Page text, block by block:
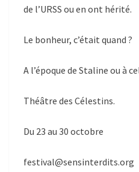
de l’URSS ou en ont hérité.
Le bonheur, c’était quand ?
A l’époque de Staline ou à
Théâtre des Célestins.
Du 23 au 30 octobre
festival@sensinterdits.org